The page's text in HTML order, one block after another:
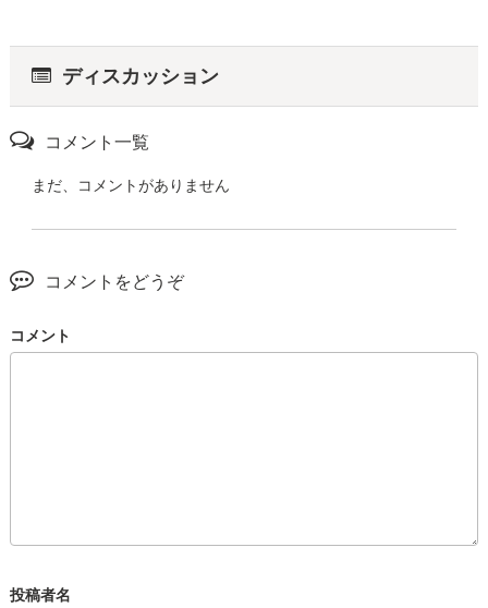
ディスカッション
コメント一覧
まだ、コメントがありません
コメントをどうぞ
コメント